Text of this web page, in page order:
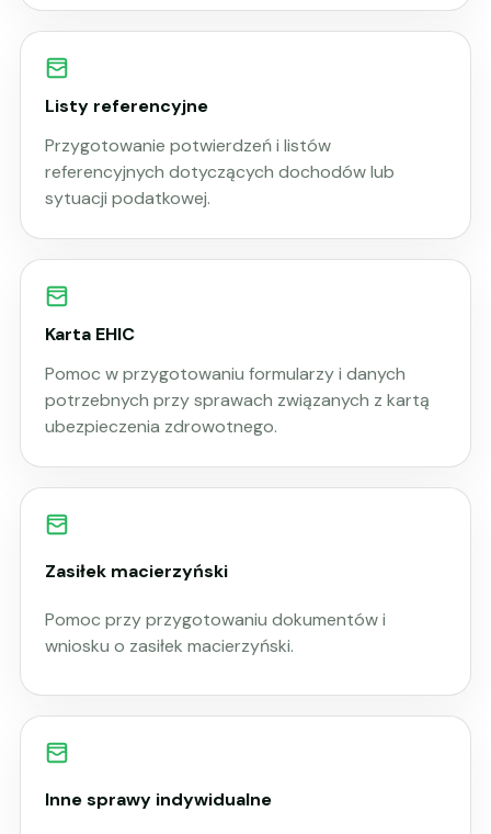
Listy referencyjne
Przygotowanie potwierdzeń i listów
referencyjnych dotyczących dochodów lub
sytuacji podatkowej.
Karta EHIC
Pomoc w przygotowaniu formularzy i danych
potrzebnych przy sprawach związanych z kartą
ubezpieczenia zdrowotnego.
Zasiłek macierzyński
Pomoc przy przygotowaniu dokumentów i
wniosku o zasiłek macierzyński.
Inne sprawy indywidualne